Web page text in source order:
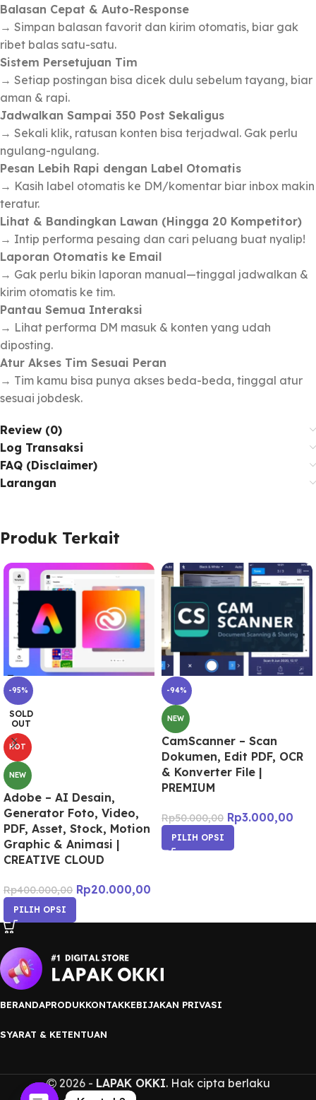
Balasan Cepat & Auto-Response
→ Simpan balasan favorit dan kirim otomatis, biar gak
ribet balas satu-satu.
Sistem Persetujuan Tim
→ Setiap postingan bisa dicek dulu sebelum tayang, biar
aman & rapi.
Jadwalkan Sampai 350 Post Sekaligus
→ Sekali klik, ratusan konten bisa terjadwal. Gak perlu
ngulang-ngulang.
Pesan Lebih Rapi dengan Label Otomatis
→ Kasih label otomatis ke DM/komentar biar inbox makin
teratur.
Lihat & Bandingkan Lawan (Hingga 20 Kompetitor)
→ Intip performa pesaing dan cari peluang buat nyalip!
Laporan Otomatis ke Email
→ Gak perlu bikin laporan manual—tinggal jadwalkan &
kirim otomatis ke tim.
Pantau Semua Interaksi
→ Lihat performa DM masuk & konten yang udah
diposting.
Atur Akses Tim Sesuai Peran
→ Tim kamu bisa punya akses beda-beda, tinggal atur
sesuai jobdesk.
Review (0)
Log Transaksi
FAQ (Disclaimer)
Larangan
Produk Terkait
-95%
SOLD
OUT
HOT
NEW
Adobe – AI Desain,
Generator Foto, Video,
PDF, Asset, Stock, Motion
Graphic & Animasi |
CREATIVE CLOUD
Rp400.000,00 Rp20.000,00
PILIH OPSI
-94%
NEW
CamScanner – Scan
Dokumen, Edit PDF, OCR
& Konverter File |
PREMIUM
Rp50.000,00 Rp3.000,00
PILIH OPSI
BERANDAPRODUKKONTAKKEBIJAKAN PRIVASI
SYARAT & KETENTUAN
2026 - LAPAK OKKI. Hak cipta berlaku